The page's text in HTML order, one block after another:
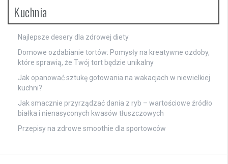
Kuchnia
Najlepsze desery dla zdrowej diety
Domowe ozdabianie tortów: Pomysły na kreatywne ozdoby,
które sprawią, że Twój tort będzie unikalny
Jak opanować sztukę gotowania na wakacjach w niewielkiej
kuchni?
Jak smacznie przyrządzać dania z ryb – wartościowe źródło
białka i nienasyconych kwasów tłuszczowych
Przepisy na zdrowe smoothie dla sportowców